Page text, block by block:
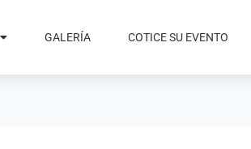
GALERÍA COTICE SU EVENTO